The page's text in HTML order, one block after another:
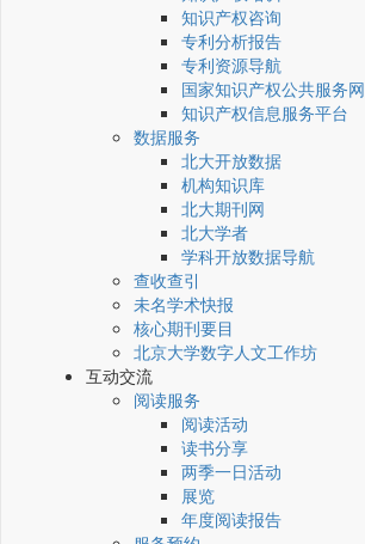
知识产权咨询
专利分析报告
专利资源导航
国家知识产权公共服务网
知识产权信息服务平台
数据服务
北大开放数据
机构知识库
北大期刊网
北大学者
学科开放数据导航
查收查引
未名学术快报
核心期刊要目
北京大学数字人文工作坊
互动交流
阅读服务
阅读活动
读书分享
两季一日活动
展览
年度阅读报告